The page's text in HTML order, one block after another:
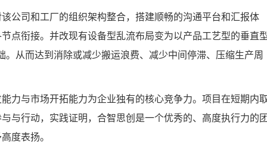
司和工厂的组织架构整合，搭建顺畅的沟通平台和汇报体
点衔接。并改现有设备型乱流布局变为以产品工艺型的垂直
从而达到消除或减少搬运浪费、减少中间停滞、压缩生产周
与市场开拓能力为企业独有的核心竞争力。项目在短期内
与行动，实践证明，合智思创是一个优秀的、高度执行力的团
度表扬。